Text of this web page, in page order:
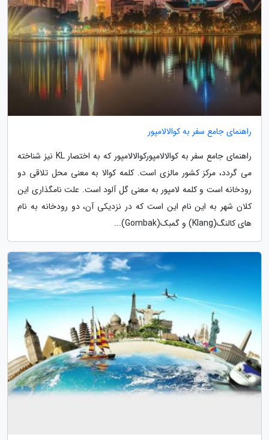
راهنمای جامع سفر به کوالالامپور
راهنمای جامع سفر به کوالالامپورکوالالامپور که به اختصار KL نیز شناخته
می گردد، مرکز کشور مالزی است. کلمه کوالا به معنی محل تلاقی دو
رودخانه است و کلمه لامپور به معنی گل آلود است. علت نامگذاری این
کلان شهر به این نام این است که در نزدیکی آن، دو رودخانه به نام
های کالنگ(Klang) و گمبک(Gombak)...